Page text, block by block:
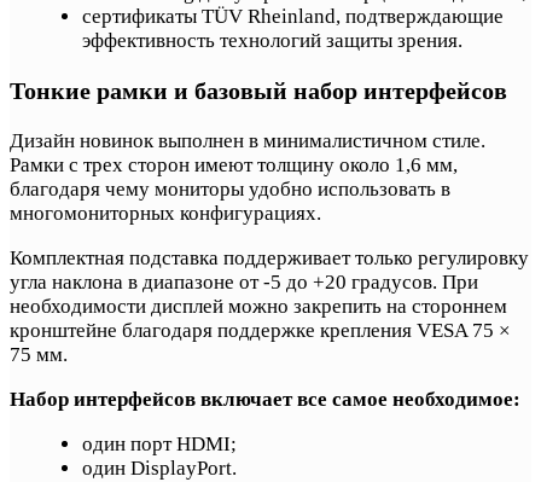
сертификаты TÜV Rheinland, подтверждающие
эффективность технологий защиты зрения.
Тонкие рамки и базовый набор интерфейсов
Дизайн новинок выполнен в минималистичном стиле.
Рамки с трех сторон имеют толщину около 1,6 мм,
благодаря чему мониторы удобно использовать в
многомониторных конфигурациях.
Комплектная подставка поддерживает только регулировку
угла наклона в диапазоне от -5 до +20 градусов. При
необходимости дисплей можно закрепить на стороннем
кронштейне благодаря поддержке крепления VESA 75 ×
75 мм.
Набор интерфейсов включает все самое необходимое:
один порт HDMI;
один DisplayPort.